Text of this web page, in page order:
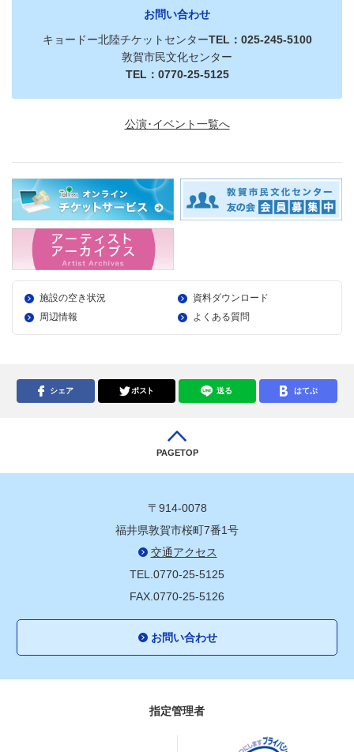
お問い合わせ
キョードー北陸チケットセンターTEL：025-245-5100
敦賀市民文化センター
TEL：0770-25-5125
公演･イベント一覧へ
施設の空き状況
資料ダウンロード
周辺情報
よくある質問
シェア ポスト 送る はてぶ
PAGETOP
〒914-0078
福井県敦賀市桜町7番1号
交通アクセス
TEL.0770-25-5125
FAX.0770-25-5126
お問い合わせ
指定管理者